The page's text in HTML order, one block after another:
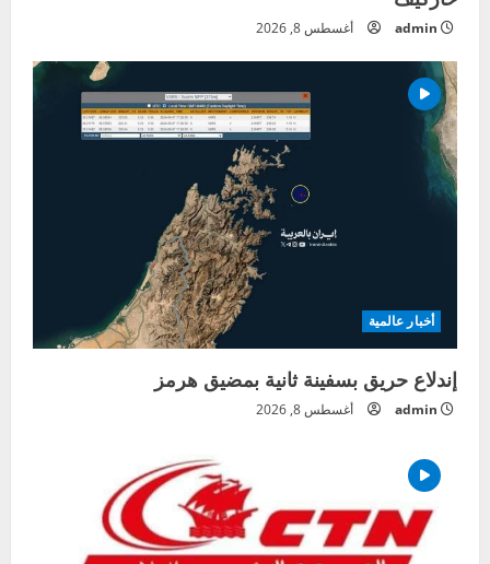
admin أغسطس 8, 2026
أخبار عالمية
إندلاع حريق بسفينة ثانية بمضيق هرمز
admin أغسطس 8, 2026